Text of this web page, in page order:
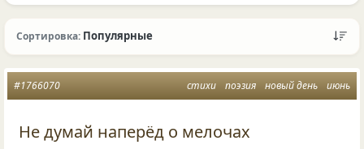
Сортировка: Популярные
стихи поэзия новый день июнь
#1766070
Не думай наперёд о мелочах